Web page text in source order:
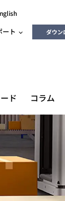
ション /
ンベデッドビジョン
ート ダウン
ド コラム